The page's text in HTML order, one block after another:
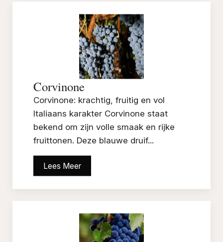
Corvinone
Corvinone: krachtig, fruitig en vol
Italiaans karakter Corvinone staat
bekend om zijn volle smaak en rijke
fruittonen. Deze blauwe druif...
Lees Meer